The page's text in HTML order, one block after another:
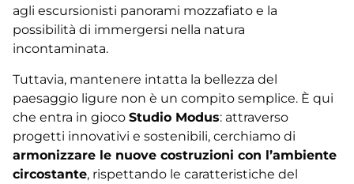
agli escursionisti panorami mozzafiato e la
possibilità di immergersi nella natura
incontaminata.
Tuttavia, mantenere intatta la bellezza del
paesaggio ligure non è un compito semplice. È qui
che entra in gioco Studio Modus: attraverso
progetti innovativi e sostenibili, cerchiamo di
armonizzare le nuove costruzioni con l’ambiente
circostante, rispettando le caratteristiche del